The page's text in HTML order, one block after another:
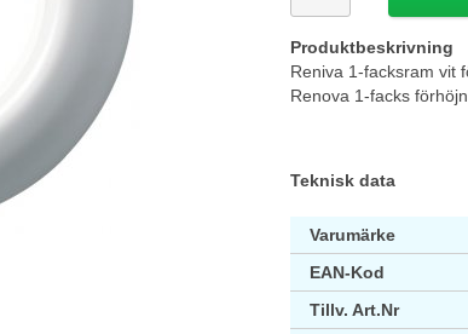
Produktbeskrivning
Reniva 1-facksram vit
Renova 1-facks
Teknisk data
Varumärke
EAN-Kod
Tillv. Art.Nr